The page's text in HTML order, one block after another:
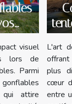
visuel
lors de
Parmi
qui attire
L'art
plus
cœur
entre